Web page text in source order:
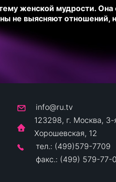
женской мудрости. Она
не выясняют отношений,
info@ru.tv
123298, г. Москва, 3-
Хорошевская, 12
тел.: (499)579-7709
факс.: (499) 579-77-